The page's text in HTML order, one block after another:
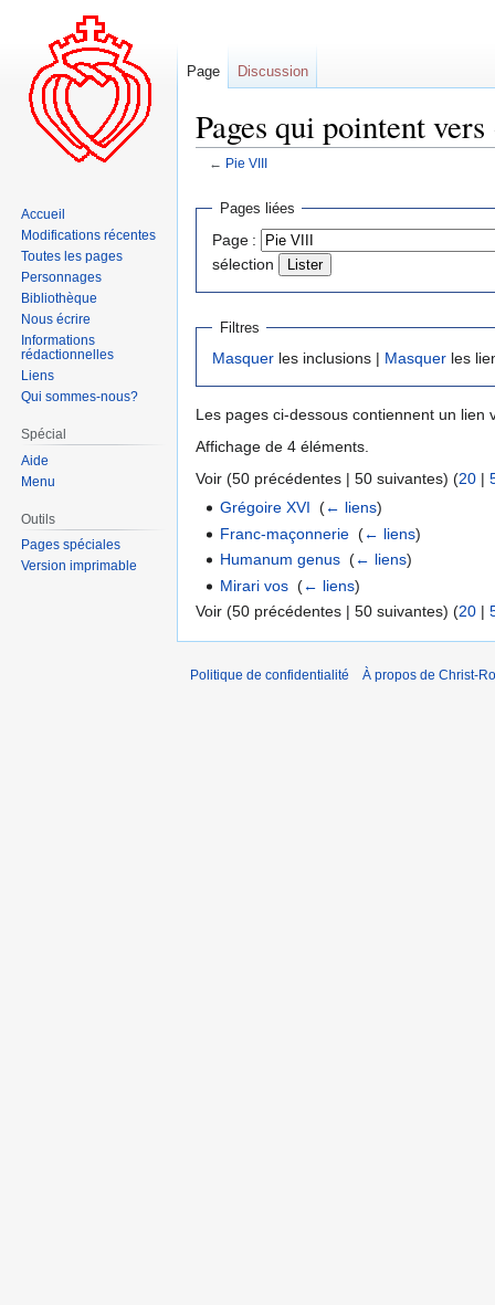
Pages qui pointent
← Pie VIII
Aller
navigation
Aller
recherche
Pages liées
Page :
sélection
Filtres
Masquer les inclusions | Masquer les
Les pages ci-dessous contiennent un lien
Affichage de 4 éléments.
Voir (50 précédentes | 50 suivantes) (20 |
Grégoire XVI ‎(← liens)
Franc-maçonnerie ‎(← liens)
Humanum genus ‎(← liens)
Mirari vos ‎(← liens)
Voir (50 précédentes | 50 suivantes) (20 |
Page Discussion
Accueil
Modifications récentes
Toutes les pages
Personnages
Bibliothèque
Nous écrire
Informations
rédactionnelles
Liens
Qui sommes-nous?
Spécial
Aide
Menu
Outils
Pages spéciales
Version imprimable
Politique de confidentialité À propos de Christ-